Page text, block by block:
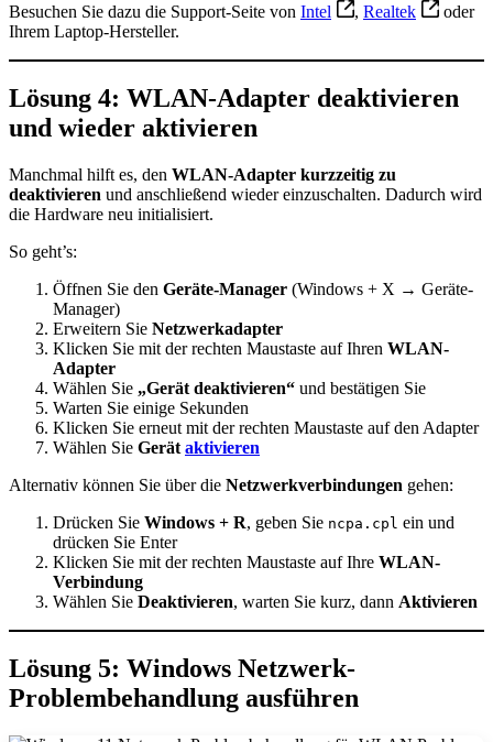
Besuchen Sie dazu die Support-Seite von Intel , Realtek
oder
Ihrem Laptop-Hersteller.
Lösung 4: WLAN-Adapter deaktivieren
und wieder aktivieren
Manchmal hilft es, den WLAN-Adapter kurzzeitig zu
deaktivieren und anschließend wieder einzuschalten. Dadurch wird
die Hardware neu initialisiert.
So geht’s:
Öffnen Sie den Geräte-Manager (Windows + X → Geräte-
Manager)
Erweitern Sie Netzwerkadapter
Klicken Sie mit der rechten Maustaste auf Ihren WLAN-
Adapter
Wählen Sie „Gerät deaktivieren“ und bestätigen Sie
Warten Sie einige Sekunden
Klicken Sie erneut mit der rechten Maustaste auf den Adapter
Wählen Sie Gerät aktivieren
Alternativ können Sie über die Netzwerkverbindungen gehen:
Drücken Sie Windows + R, geben Sie ncpa.cpl ein und
drücken Sie Enter
Klicken Sie mit der rechten Maustaste auf Ihre WLAN-
Verbindung
Wählen Sie Deaktivieren, warten Sie kurz, dann Aktivieren
Lösung 5: Windows Netzwerk-
Problembehandlung ausführen